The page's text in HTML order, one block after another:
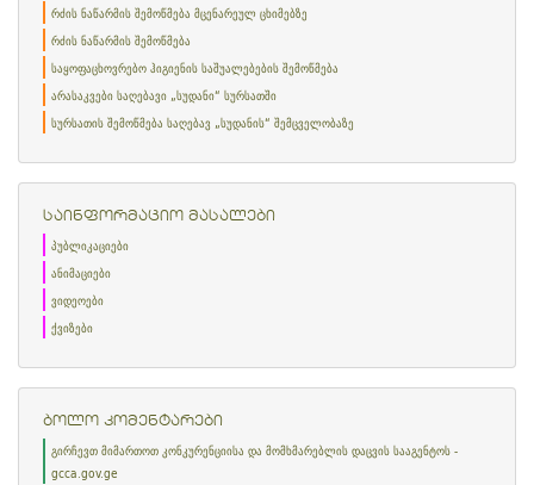
რძის ნაწარმის შემოწმება მცენარეულ ცხიმებზე
რძის ნაწარმის შემოწმება
საყოფაცხოვრებო ჰიგიენის საშუალებების შემოწმება
არასაკვები საღებავი „სუდანი“ სურსათში
სურსათის შემოწმება საღებავ „სუდანის“ შემცველობაზე
საინფორმაციო მასალები
პუბლიკაციები
ანიმაციები
ვიდეოები
ქვიზები
ბოლო კომენტარები
გირჩევთ მიმართოთ კონკურენციისა და მომხმარებლის დაცვის სააგენტოს -
gcca.gov.ge